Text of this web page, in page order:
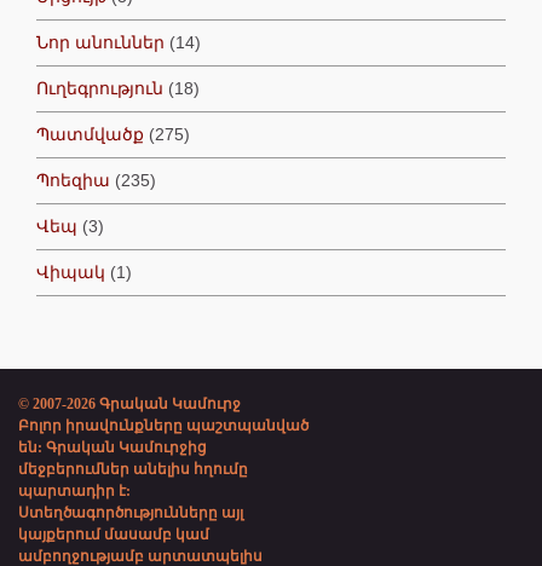
Նոր անուններ (14)
Ուղեգրություն (18)
Պատմվածք (275)
Պոեզիա (235)
Վեպ (3)
Վիպակ (1)
© 2007-2026 Գրական Կամուրջ
Բոլոր իրավունքները պաշտպանված
են: Գրական Կամուրջից
մեջբերումներ անելիս հղումը
պարտադիր է:
Ստեղծագործությունները այլ
կայքերում մասամբ կամ
ամբողջությամբ արտատպելիս